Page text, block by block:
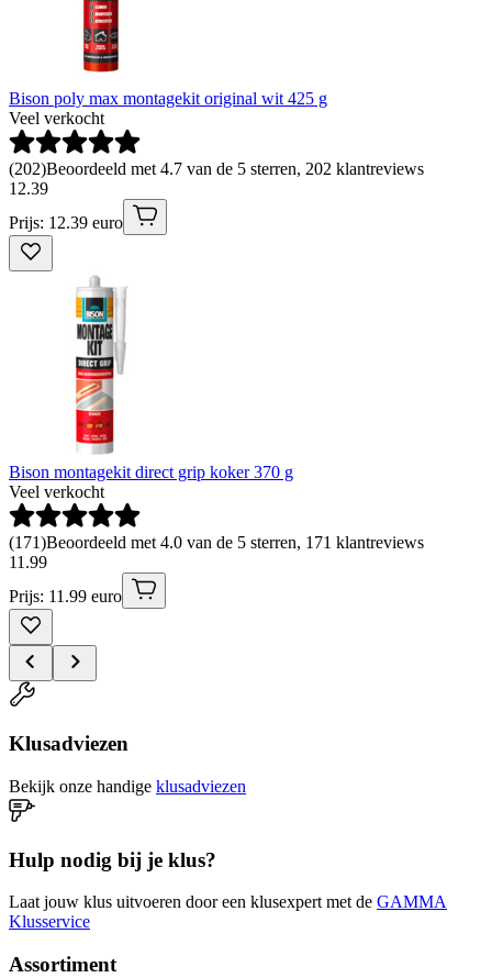
Bison poly max montagekit original wit 425 g
Veel verkocht
(202)Beoordeeld met 4.7 van de 5 sterren, 202 klantreviews
12.39
Prijs: 12.39 euro
Bison montagekit direct grip koker 370 g
Veel verkocht
(171)Beoordeeld met 4.0 van de 5 sterren, 171 klantreviews
11 .99
Prijs: 11.99 euro
Klusadviezen
Bekijk onze handige klusadviezen
Hulp nodig bij je klus?
Laat jouw klus uitvoeren door een klusexpert met de GAMMA
Klusservice
Assortiment